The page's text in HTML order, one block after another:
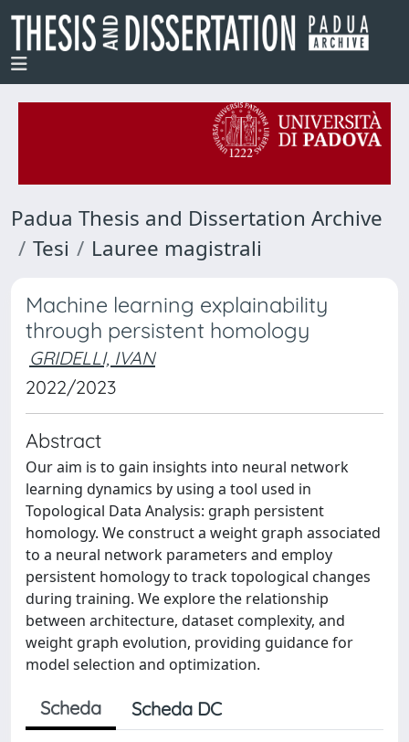
Padua Thesis and Dissertation Archive
Tesi
Lauree magistrali
Machine learning explainability
through persistent homology
GRIDELLI, IVAN
2022/2023
Abstract
Our aim is to gain insights into neural network
learning dynamics by using a tool used in
Topological Data Analysis: graph persistent
homology. We construct a weight graph associated
to a neural network parameters and employ
persistent homology to track topological changes
during training. We explore the relationship
between architecture, dataset complexity, and
weight graph evolution, providing guidance for
model selection and optimization.
Scheda Scheda DC